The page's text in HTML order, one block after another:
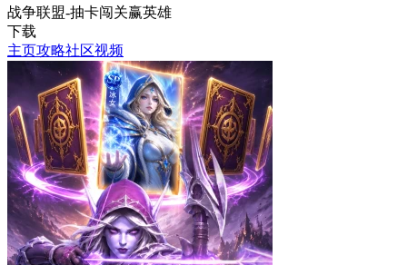
战争联盟-抽卡闯关赢英雄
下载
主页攻略社区视频